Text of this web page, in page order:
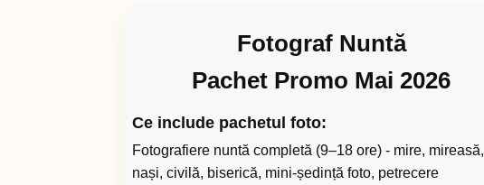
Fotograf Nuntă
Pachet Promo Mai 2026
Ce include pachetul foto:
Fotografiere nuntă completă (9–18 ore) - mire, mireasă,
nași, civilă, biserică, mini-ședință foto, petrecere